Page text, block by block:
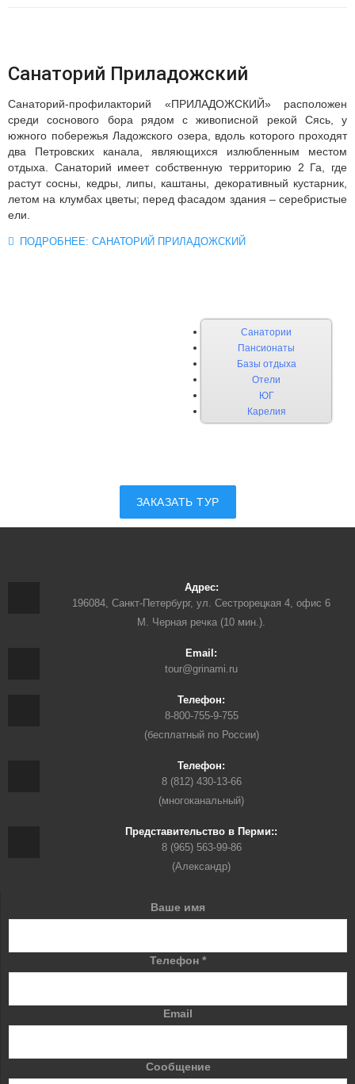
Санаторий Приладожский
Санаторий-профилакторий «ПРИЛАДОЖСКИЙ» расположен
среди соснового бора рядом с живописной рекой Сясь, у
южного побережья Ладожского озера, вдоль которого проходят
два Петровских канала, являющихся излюбленным местом
отдыха. Санаторий имеет собственную территорию 2 Га, где
растут сосны, кедры, липы, каштаны, декоративный кустарник,
летом на клумбах цветы; перед фасадом здания – серебристые
ели.
ПОДРОБНЕЕ: САНАТОРИЙ ПРИЛАДОЖСКИЙ
Санатории
Пансионаты
Базы отдыха
Отели
ЮГ
Карелия
ЗАКАЗАТЬ ТУР
Адрес:
196084, Санкт-Петербург, ул. Сестрорецкая 4, офис 6
М. Черная речка (10 мин.).
Email:
tour@grinami.ru
Телефон:
8-800-755-9-755
(бесплатный по России)
Телефон:
8 (812) 430-13-66
(многоканальный)
Представительство в Перми::
8 (965) 563-99-86
(Александр)
Ваше имя
Телефон *
Email
Сообщение